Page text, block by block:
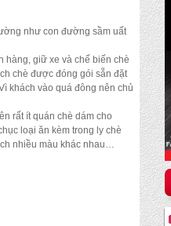
như con đường sầm uất
hàng, giữ xe và chế biến chè
chè được đóng gói sẵn đặt
khách vào quá đông nên chủ
rất ít quán chè dám cho
loại ăn kèm trong ly chè
nhiều màu khác nhau…